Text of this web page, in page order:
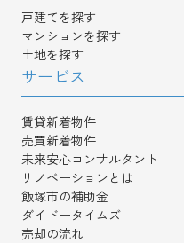
戸建てを探す
マンションを探す
土地を探す
サービス
賃貸新着物件
売買新着物件
未来安心コンサルタント
リノベーションとは
飯塚市の補助金
ダイドータイムズ
売却の流れ